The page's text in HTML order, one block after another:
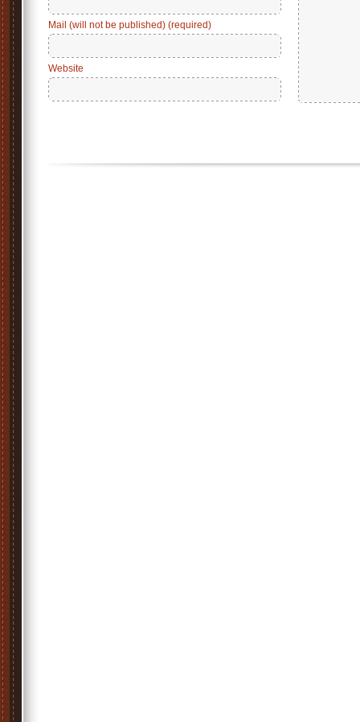
Mail (will not be published) (required)
Website